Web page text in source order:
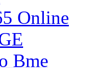
Online
Bme